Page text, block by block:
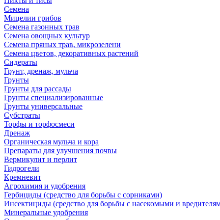
Семена
Мицелии грибов
Семена газонных трав
Семена овощных культур
Семена пряных трав, микрозелени
Семена цветов, декоративных растений
Сидераты
Грунт, дренаж, мульча
Грунты
Грунты для рассады
Грунты специализированные
Грунты универсальные
Субстраты
Торфы и торфосмеси
Дренаж
Органическая мульча и кора
Препараты для улучшения почвы
Вермикулит и перлит
Гидрогели
Кремневит
Агрохимия и удобрения
Гербициды (средство для борьбы с сорниками)
Инсектициды (средство для борьбы с насекомыми и
Минеральные удобрения